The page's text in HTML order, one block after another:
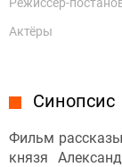
Актёры
Синопсис
Фильм
князя